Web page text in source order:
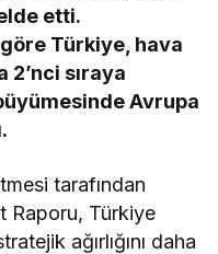
etti.
Türkiye, hava
2’nci sıraya
Avrupa
tarafından
Raporu, Türkiye
ağırlığını daha